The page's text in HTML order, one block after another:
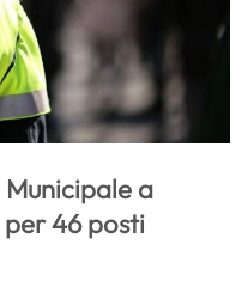
a
46 posti